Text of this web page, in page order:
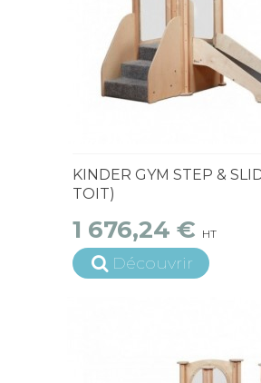
KINDER GYM STEP &
TOIT)
1 676,24 € HT
Découvrir